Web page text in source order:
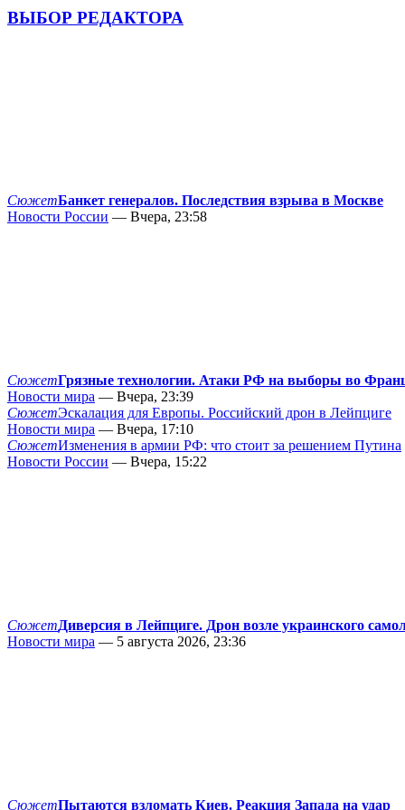
ВЫБОР РЕДАКТОРА
СюжетБанкет генералов. Последствия взрыва в Москве
Новости России — Вчера, 23:58
СюжетГрязные технологии. Атаки РФ на выборы во
Новости мира — Вчера, 23:39
СюжетЭскалация для Европы. Российский дрон в Лейпциге
Новости мира — Вчера, 17:10
СюжетИзменения в армии РФ: что стоит за решением Путина
Новости России — Вчера, 15:22
СюжетДиверсия в Лейпциге. Дрон возле украинского
Новости мира — 5 августа 2026, 23:36
СюжетПытаются взломать Киев. Реакция Запада на удар